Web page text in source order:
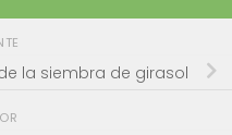
la siembra de girasol